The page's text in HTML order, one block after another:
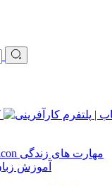
مهارت های زندگی
آموزش